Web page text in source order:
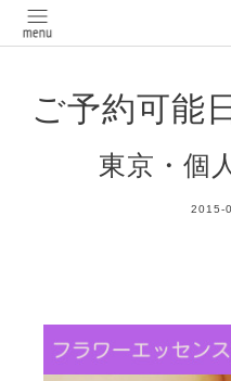
ご予約可能
東京・個
2015-